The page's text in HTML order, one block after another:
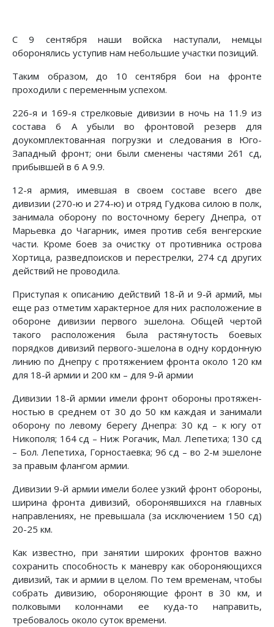
С 9 сентября наши войска наступали, немцы
оборонялись уступив нам небольшие участки позиций.
Таким образом, до 10 сентября бои на фронте
проходили с переменным успехом.
226-я и 169-я стрелковые дивизии в ночь на 11.9 из
соста­ва 6 А убыли во фронтовой резерв для
доукомплектованная погрузки и следования в Юго-
Западный фронт; они были сме­нены частями 261 сд,
прибывшей в 6 А 9.9.
12-я армия, имевшая в своем составе всего две
дивизии (270-ю и 274-ю) и отряд Гудкова силою в полк,
занимала оборону по восточному берегу Днепра, от
Марьевка до Чагарник, имея против себя венгерские
части. Кроме боев за очистку от противника острова
Хортица, разведпоисков и перестрелки, 274 сд других
действий не проводила.
Приступая к описанию действий 18-й и 9-й армий, мы
еще раз отметим характерное для них расположение в
обороне дивизии первого эшелона. Общей чертой
такого расположе­ния была растянутость боевых
порядков дивизий первого-эшелона в одну кордонную
линию по Днепру с протяжением фронта около 120 км
для 18-й армии и 200 км – для 9-й ар­мии
Дивизии 18-й армии имели фронт обороны протяжен­
ностью в среднем от 30 до 50 км каждая и занимали
оборону по левому берегу Днепра: 30 кд – к югу от
Никополя; 164 сд – Ниж Рогачик, Мал. Лепетиха; 130 сд
– Бол. Лепетиха, Горностаевка; 96 сд – во 2-м эшелоне
за правым флангом армии.
Дивизии 9-й армии имели более узкий фронт обороны,
ши­рина фронта дивизий, оборонявшихся на главных
направле­ниях, не превышала (за исключением 150 сд)
20-25 км.
Как известно, при занятии широких фронтов важно
сохра­нить способность к маневру как обороняющихся
дивизий, так и армии в целом. По тем временам, чтобы
собрать дивизию, обороняющие фронт в 30 км, и
полковыми колоннами ее куда-то направить,
требовалось около суток времени.